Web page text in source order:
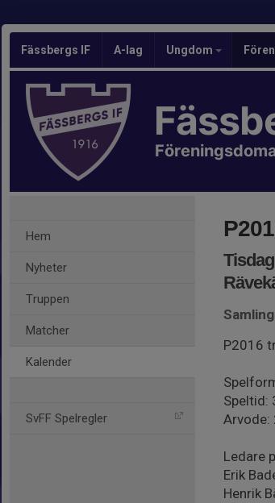
Fässbergs IF A-lag Ungdom
Hem
Nyheter
Truppen
Matcher
Kalender
SvFF Spelregler
P2016
Speltid:
Arvode:
Ledare
Erik
Henrik